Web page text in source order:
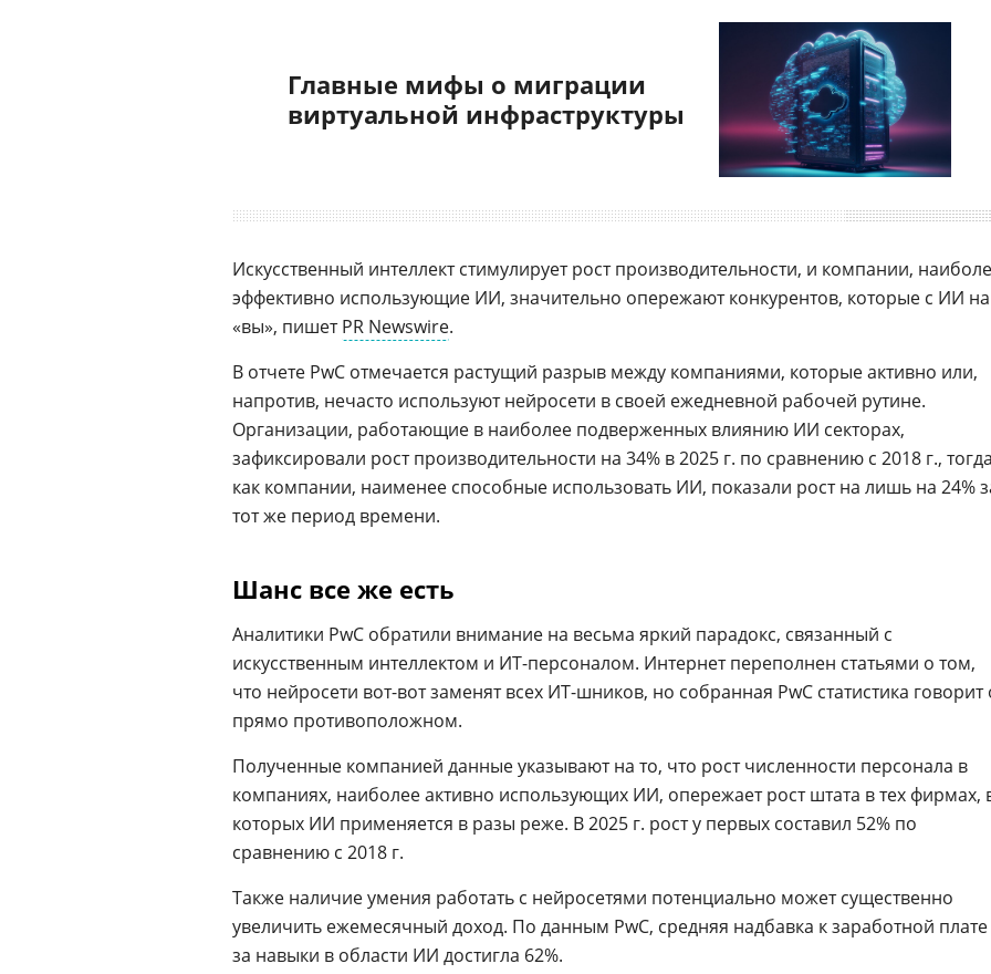
Главные мифы о миграции
виртуальной инфраструктуры
Искусственный интеллект стимулирует рост производительности, и компании,
эффективно использующие ИИ, значительно опережают конкурентов, которые с ИИ на
«вы», пишетPR Newswire.
В отчете PwC отмечается растущий разрыв между компаниями, которые активно или,
напротив, нечасто используют нейросети в своей ежедневной рабочей рутине.
Организации, работающие в наиболее подверженных влиянию ИИ секторах,
зафиксировали рост производительности на 34% в 2025 г. по сравнению с 2018 г.,
как компании, наименее способные использовать ИИ, показали рост на лишь на 24%
тот же период времени.
Шанс все же есть
Аналитики PwC обратили внимание на весьма яркий парадокс, связанный с
искусственным интеллектом и ИТ-персоналом. Интернет переполнен статьями о том,
что нейросети вот-вот заменят всех ИТ-шников, но собранная PwC статистика говорит
прямо противоположном.
Полученные компанией данные указывают на то, что рост численности персонала в
компаниях, наиболее активно использующих ИИ, опережает рост штата в тех фирмах,
которых ИИ применяется в разы реже. В 2025 г. рост у первых составил 52% по
сравнению с 2018 г.
Также наличие умения работать с нейросетями потенциально может существенно
увеличить ежемесячный доход. По данным PwC, средняя надбавка к заработной плате
за навыки в области ИИ достигла 62%.